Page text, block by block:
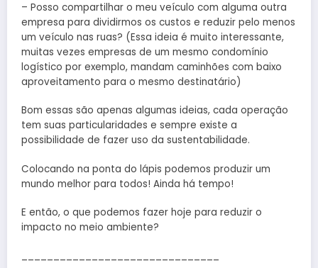
– Posso compartilhar o meu veículo com alguma outra
empresa para dividirmos os custos e reduzir pelo menos
um veículo nas ruas? (Essa ideia é muito interessante,
muitas vezes empresas de um mesmo condomínio
logístico por exemplo, mandam caminhões com baixo
aproveitamento para o mesmo destinatário)
Bom essas são apenas algumas ideias, cada operação
tem suas particularidades e sempre existe a
possibilidade de fazer uso da sustentabilidade.
Colocando na ponta do lápis podemos produzir um
mundo melhor para todos! Ainda há tempo!
E então, o que podemos fazer hoje para reduzir o
impacto no meio ambiente?